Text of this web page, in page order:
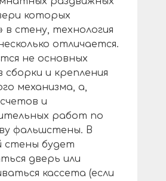
которых
в стену, технология
отличается.
не основных
сборки и крепления
механизма, а,
и
работ по
фальшстены. В
стены будет
дверь или
кассета (если